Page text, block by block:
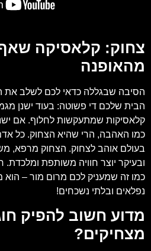
צחוק: קלאסיקה
מהאופנה
הסיבה שבגללה כדאי לכם לשלב את
הבית שלכם די פשוטה: בעוד ישנן
קלאסיקות שמתעקשות לחלוף. אם
כמו האהבה, הרי שהיא הצחוק. כל
בעולם אוהב לצחוק. הצחוק מרפא,
ובעיקר יוצר חוויה משותפת ומלכדת.
כמו זה שמעניק לכם מרום מור –
נפלאים ובלתי נשכחים!
מדוע חשוב להפיק
מצחיקים?